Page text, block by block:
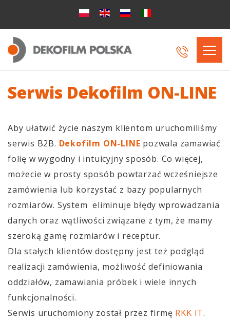
Serwis Dekofilm ON-LINE
Aby ułatwić życie naszym klientom uruchomiliśmy
serwis B2B. Dekofilm ON-LINE pozwala zamawiać
folię w wygodny i intuicyjny sposób. Co więcej,
możecie w prosty sposób powtarzać wcześniejsze
zamówienia lub korzystać z bazy popularnych
rozmiarów. System eliminuje błędy wprowadzania
danych oraz wątliwości związane z tym, że mamy
szeroką gamę rozmiarów i receptur.
Dla stałych klientów dostępny jest też podgląd
realizacji zamówienia, możliwość definiowania
oddziałów, zamawiania próbek i wiele innych
funkcjonalności.
Serwis uruchomiony został przez firmę RKK IT.